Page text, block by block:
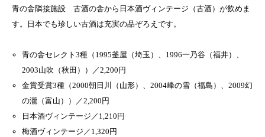
青の舎隣接施設 古酒の舎から日本酒ヴィンテージ（古酒）が飲めま
す。日本でも珍しい古酒は充実の品ぞろえです。
青の舎セレクト3種（1995釜屋（埼玉）、1996一乃谷（福井）、
2003山吹（秋田））／2,200円
金賞受賞3種（2000朝日川（山形）、2004峰の雪（福島）、2009幻
の瀧（富山））／2,200円
日本酒ヴィンテージ／1,210円
梅酒ヴィンテージ／1,320円